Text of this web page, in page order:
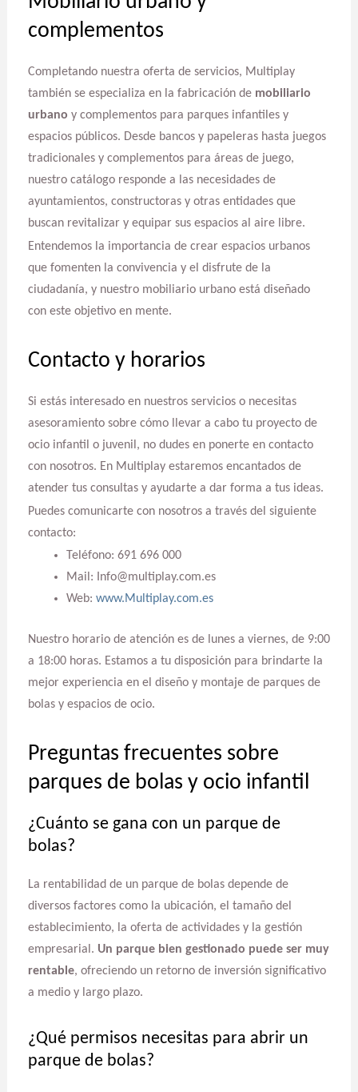
complementos
Completando nuestra oferta de servicios, Multiplay
también se especializa en la fabricación de mobiliario
urbano y complementos para parques infantiles y
espacios públicos. Desde bancos y papeleras hasta juegos
tradicionales y complementos para áreas de juego,
nuestro catálogo responde a las necesidades de
ayuntamientos, constructoras y otras entidades que
buscan revitalizar y equipar sus espacios al aire libre.
Entendemos la importancia de crear espacios urbanos
que fomenten la convivencia y el disfrute de la
ciudadanía, y nuestro mobiliario urbano está diseñado
con este objetivo en mente.
Contacto y horarios
Si estás interesado en nuestros servicios o necesitas
asesoramiento sobre cómo llevar a cabo tu proyecto de
ocio infantil o juvenil, no dudes en ponerte en contacto
con nosotros. En Multiplay estaremos encantados de
atender tus consultas y ayudarte a dar forma a tus ideas.
Puedes comunicarte con nosotros a través del siguiente
contacto:
Teléfono: 691 696 000
Mail: Info@multiplay.com.es
Web: www.Multiplay.com.es
Nuestro horario de atención es de lunes a viernes, de 9:00
a 18:00 horas. Estamos a tu disposición para brindarte la
mejor experiencia en el diseño y montaje de parques de
bolas y espacios de ocio.
Preguntas frecuentes sobre
parques de bolas y ocio infantil
¿Cuánto se gana con un parque de
bolas?
La rentabilidad de un parque de bolas depende de
diversos factores como la ubicación, el tamaño del
establecimiento, la oferta de actividades y la gestión
empresarial. Un parque bien gestionado puede ser muy
rentable, ofreciendo un retorno de inversión significativo
a medio y largo plazo.
¿Qué permisos necesitas para abrir un
parque de bolas?